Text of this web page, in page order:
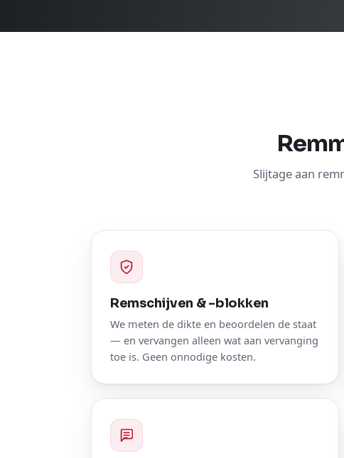
Slijtage aan
Remschijven & -blokken
We meten de dikte en beoordelen de staat
— en vervangen alleen wat aan vervanging
toe is. Geen onnodige kosten.